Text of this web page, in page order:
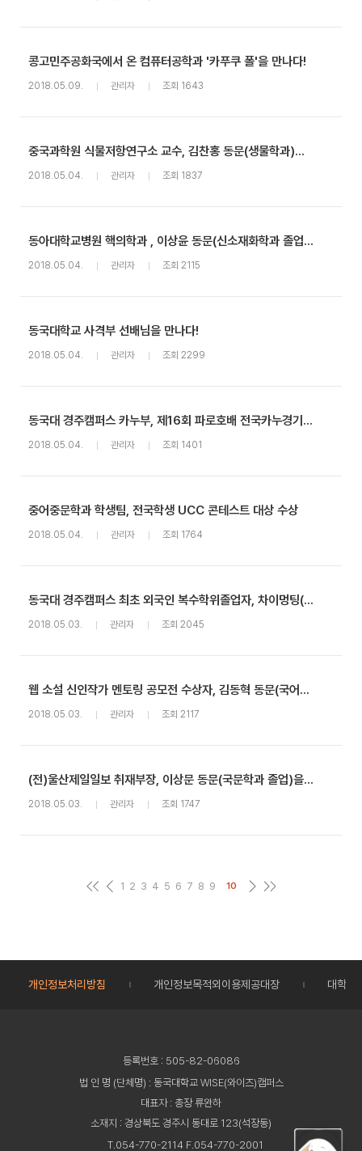
콩고민주공화국에서 온 컴퓨터공학과 '카푸쿠 폴'을 만나다!
2018.05.09. 관리자 조회 1643
중국과학원 식물저항연구소 교수, 김찬홍 동문(생물학과)를 만나다!
2018.05.04. 관리자 조회 1837
동아대학교병원 핵의학과 , 이상윤 동문(신소재화학과 졸업)을 만나다!
2018.05.04. 관리자 조회 2115
동국대학교 사격부 선배님을 만나다!
2018.05.04. 관리자 조회 2299
동국대 경주캠퍼스 카누부, 제16회 파로호배 전국카누경기대회 종합 준우승
2018.05.04. 관리자 조회 1401
중어중문학과 학생팀, 전국학생 UCC 콘테스트 대상 수상
2018.05.04. 관리자 조회 1764
동국대 경주캠퍼스 최초 외국인 복수학위졸업자, 차이멍팅(영어영문학과 졸업)을 만나다!
2018.05.03. 관리자 조회 2045
웹 소설 신인작가 멘토링 공모전 수상자, 김동혁 동문(국어국문학과 10학번)을 만나다!
2018.05.03. 관리자 조회 2117
(전)울산제일일보 취재부장, 이상문 동문(국문학과 졸업)을 만나다!
2018.05.03. 관리자 조회 1747
1 2 3 4 5 6 7 8 9 10
개인정보처리방침 개인정보목적외이용제공대장 대학정
등록번호 : 505-82-06086
법 인 명 (단체명) : 동국대학교 WISE(와이즈)캠퍼스
대표자 : 총장 류완하
소재지 : 경상북도 경주시 동대로 123(석장동)
T.054-770-2114 F.054-770-2001